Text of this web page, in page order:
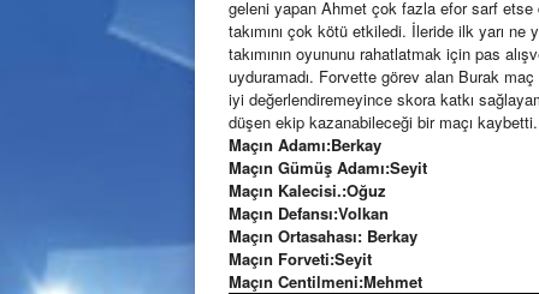
geleni yapan Ahmet çok fazla efor sarf
takımını çok kötü etkiledi. İleride ilk yarı ne
takımının oyununu rahatlatmak için pas
uyduramadı. Forvette görev alan Burak
iyi değerlendiremeyince skora katkı
düşen ekip kazanabileceği bir maçı kaybetti.
Maçın Adamı:Berkay
Maçın Gümüş Adamı:Seyit
Maçın Kalecisi.:Oğuz
Maçın Defansı:Volkan
Maçın Ortasahası: Berkay
Maçın Forveti:Seyit
Maçın Centilmeni:Mehmet